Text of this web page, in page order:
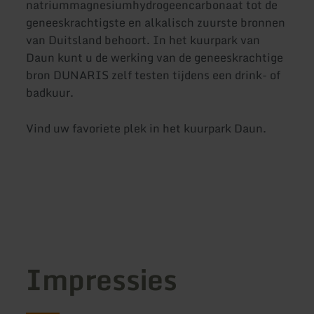
natriummagnesiumhydrogeencarbonaat tot de
geneeskrachtigste en alkalisch zuurste bronnen
van Duitsland behoort. In het kuurpark van
Daun kunt u de werking van de geneeskrachtige
bron DUNARIS zelf testen tijdens een drink- of
badkuur.
Vind uw favoriete plek in het kuurpark Daun.
Impressies